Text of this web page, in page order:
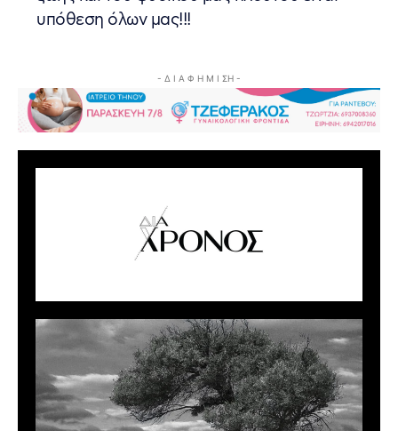
υπόθεση όλων μας!!!
- Δ Ι Α Φ Η Μ Ι ΣΗ -